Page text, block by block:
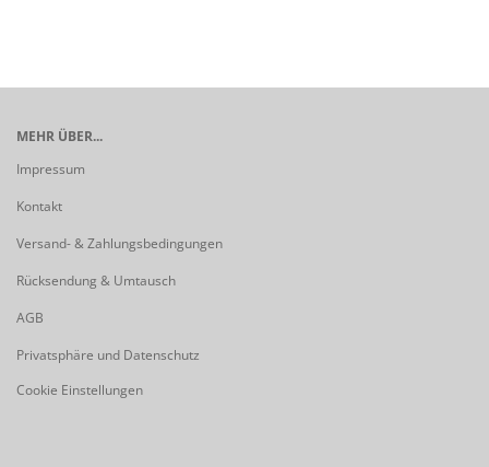
MEHR ÜBER...
Impressum
Kontakt
Versand- & Zahlungsbedingungen
Rücksendung & Umtausch
AGB
Privatsphäre und Datenschutz
Cookie Einstellungen